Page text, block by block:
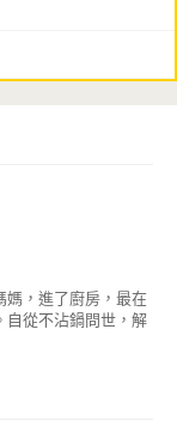
媽，進了廚房，最在
自從不沾鍋問世，解
前幾名。然而如何